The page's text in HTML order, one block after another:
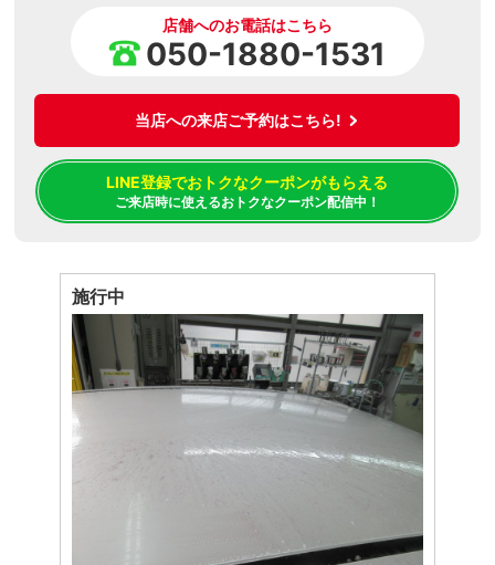
店舗へのお電話はこちら
050-1880-1531
当店への来店ご予約はこちら!
LINE登録でおトクなクーポンがもらえる
ご来店時に使えるおトクなクーポン配信中！
施行中